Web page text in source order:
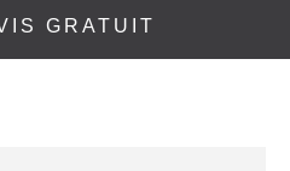
GRATUIT